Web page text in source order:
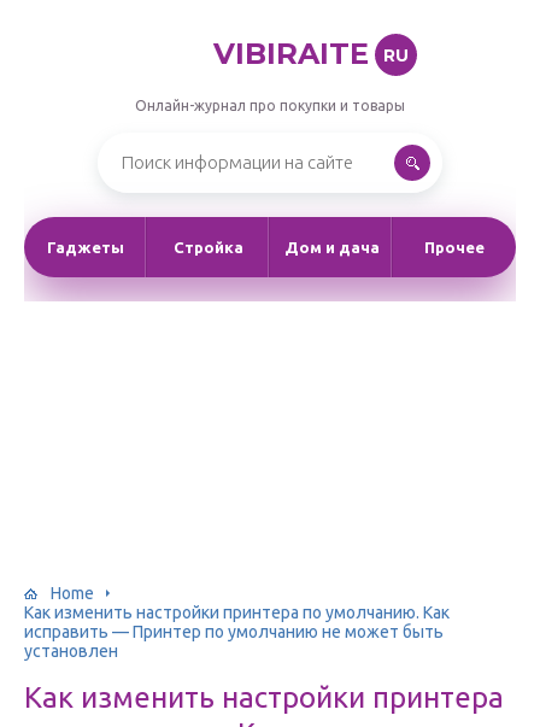
VIBIRAITE RU
Онлайн-журнал про покупки и товары
Гаджеты Стройка Дом и дача Прочее
Home
Как изменить настройки принтера по умолчанию. Как
исправить — Принтер по умолчанию не может быть
установлен
Как изменить настройки принтера